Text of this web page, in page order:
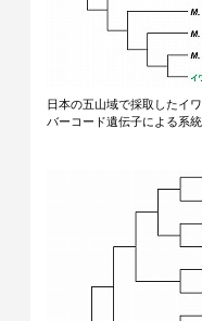
日本の五山域で採取したイ
バーコード遺伝子による系